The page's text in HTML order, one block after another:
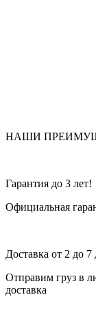
НАШИ
Гарантия до 3 лет!
Официальная
Доставка от 2 до 7
Отправим груз в
доставка